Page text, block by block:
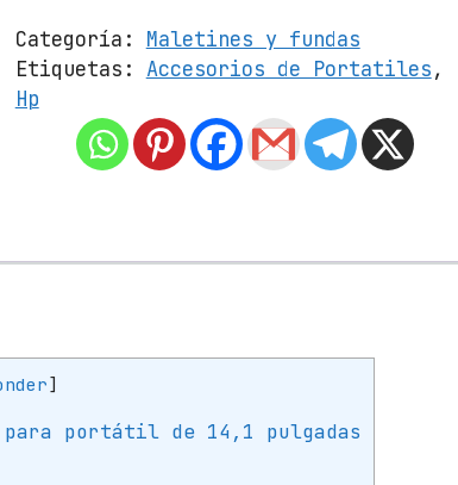
d
a
H
1
R
e
Categoría: Maletines y fundas
Etiquetas: Accesorios de Portatiles,
Hp
]
portátil de 14,1 pulgadas